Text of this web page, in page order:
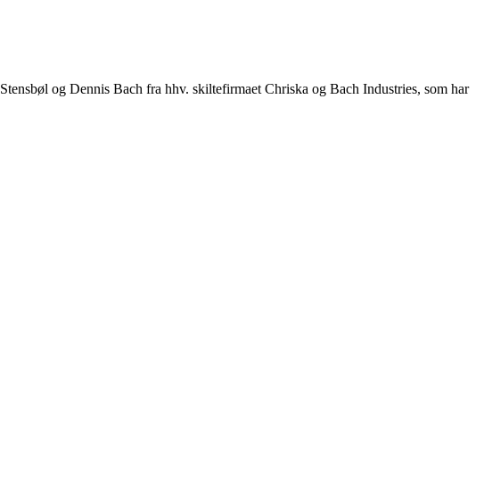
og Dennis Bach fra hhv. skiltefirmaet Chriska og Bach Industries, som har